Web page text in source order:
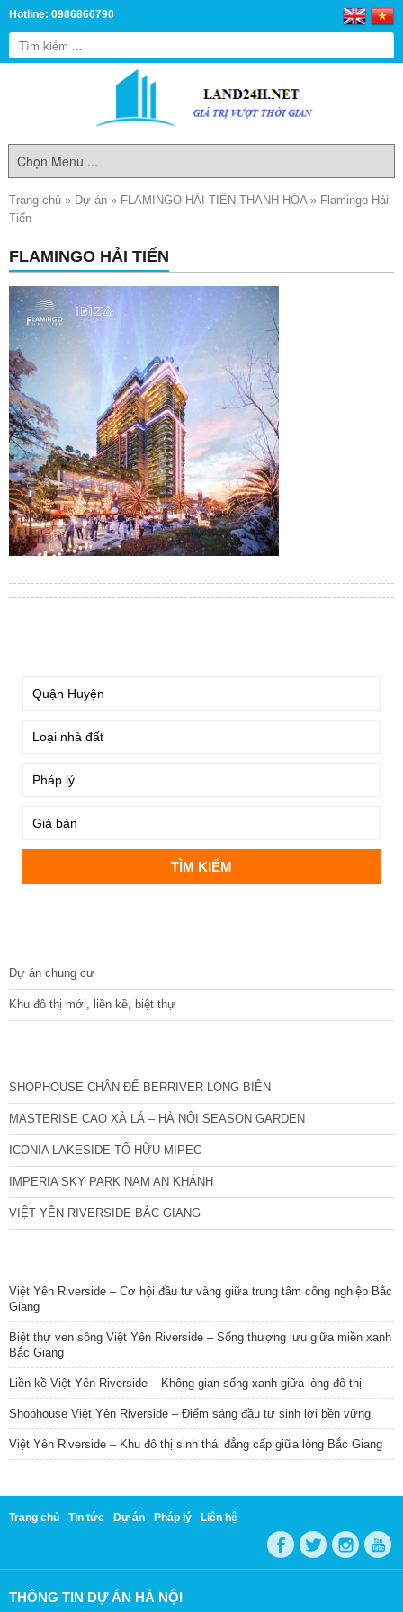
Hotline: 0986866790
Trang chủ » Dự án » FLAMINGO HẢI TIẾN THANH HÓA» Flamingo Hải
Tiến
FLAMINGO HẢI TIẾN
Dự án chung cư
Khu đô thị mới, liền kề, biệt thự
SHOPHOUSE CHÂN ĐẾ BERRIVER LONG BIÊN
MASTERISE CAO XÀ LÁ – HÀ NỘI SEASON GARDEN
ICONIA LAKESIDE TỐ HỮU MIPEC
IMPERIA SKY PARK NAM AN KHÁNH
VIỆT YÊN RIVERSIDE BẮC GIANG
Việt Yên Riverside – Cơ hội đầu tư vàng giữa trung tâm công nghiệp Bắc
Giang
Biệt thự ven sông Việt Yên Riverside – Sống thượng lưu giữa miền xanh
Bắc Giang
Liền kề Việt Yên Riverside – Không gian sống xanh giữa lòng đô thị
Shophouse Việt Yên Riverside – Điểm sáng đầu tư sinh lời bền vững
Việt Yên Riverside – Khu đô thị sinh thái đẳng cấp giữa lòng Bắc Giang
Trang chủ Tin tức Dự án Pháp lý Liên hệ
THÔNG TIN DỰ ÁN HÀ NỘI